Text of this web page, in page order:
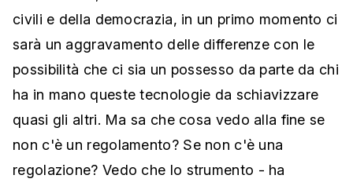
civili e della democrazia, in un primo momento ci
sarà un aggravamento delle differenze con le
possibilità che ci sia un possesso da parte da chi
ha in mano queste tecnologie da schiavizzare
quasi gli altri. Ma sa che cosa vedo alla fine se
non c'è un regolamento? Se non c'è una
regolazione? Vedo che lo strumento - ha